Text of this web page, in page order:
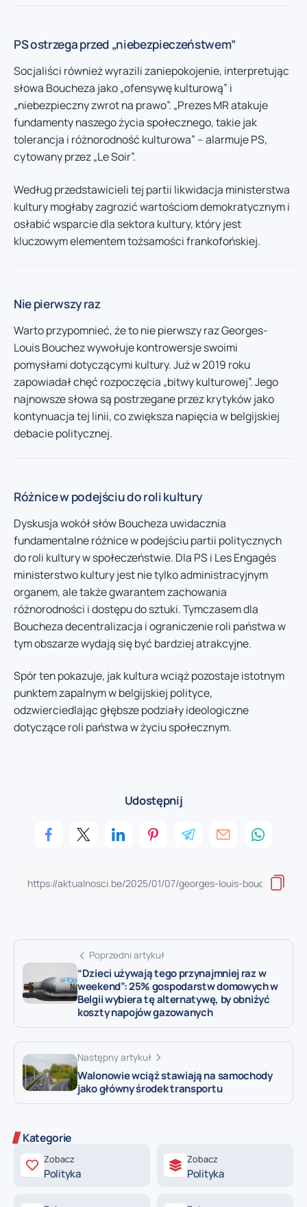
PS ostrzega przed „niebezpieczeństwem”
Socjaliści również wyrazili zaniepokojenie, interpretując
słowa Boucheza jako „ofensywę kulturową” i
„niebezpieczny zwrot na prawo”. „Prezes MR atakuje
fundamenty naszego życia społecznego, takie jak
tolerancja i różnorodność kulturowa” – alarmuje PS,
cytowany przez „Le Soir”.
Według przedstawicieli tej partii likwidacja ministerstwa
kultury mogłaby zagrozić wartościom demokratycznym i
osłabić wsparcie dla sektora kultury, który jest
kluczowym elementem tożsamości frankofońskiej.
Nie pierwszy raz
Warto przypomnieć, że to nie pierwszy raz Georges-
Louis Bouchez wywołuje kontrowersje swoimi
pomysłami dotyczącymi kultury. Już w 2019 roku
zapowiadał chęć rozpoczęcia „bitwy kulturowej”. Jego
najnowsze słowa są postrzegane przez krytyków jako
kontynuacja tej linii, co zwiększa napięcia w belgijskiej
debacie politycznej.
Różnice w podejściu do roli kultury
Dyskusja wokół słów Boucheza uwidacznia
fundamentalne różnice w podejściu partii politycznych
do roli kultury w społeczeństwie. Dla PS i Les Engagés
ministerstwo kultury jest nie tylko administracyjnym
organem, ale także gwarantem zachowania
różnorodności i dostępu do sztuki. Tymczasem dla
Boucheza decentralizacja i ograniczenie roli państwa w
tym obszarze wydają się być bardziej atrakcyjne.
Spór ten pokazuje, jak kultura wciąż pozostaje istotnym
punktem zapalnym w belgijskiej polityce,
odzwierciedlając głębsze podziały ideologiczne
dotyczące roli państwa w życiu społecznym.
Udostępnij
Poprzedni artykuł
“Dzieci używają tego przynajmniej raz w
weekend”: 25% gospodarstw domowych w
Belgii wybiera tę alternatywę, by obniżyć
koszty napojów gazowanych
Następny artykuł
Walonowie wciąż stawiają na samochody
jako główny środek transportu
Kategorie
Zobacz
Polityka
Zobacz
Polityka